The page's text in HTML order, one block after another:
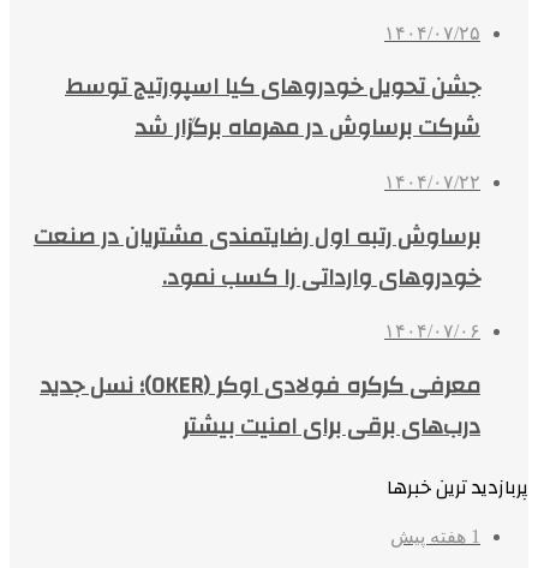
۱۴۰۴/۰۷/۲۵
جشن تحویل خودروهای کیا اسپورتیج توسط
شرکت برساوش در مهرماه برگزار شد
۱۴۰۴/۰۷/۲۲
برساوش رتبه اول رضایتمندی مشتریان در صنعت
خودروهای وارداتی را کسب نمود.
۱۴۰۴/۰۷/۰۶
معرفی کرکره فولادی اوکر (OKER)؛ نسل جدید
درب‌های برقی برای امنیت بیشتر
پربازدید ترین خبرها
1 هفته پیش